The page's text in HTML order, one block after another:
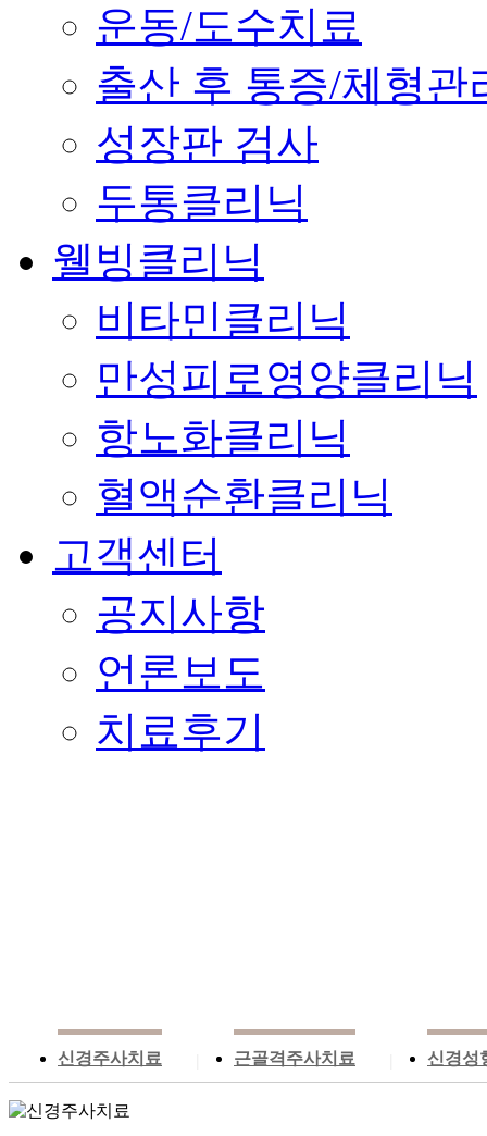
운동/도수치료
출산 후 통증/체형관
성장판 검사
두통클리닉
웰빙클리닉
비타민클리닉
만성피로영양클리닉
항노화클리닉
혈액순환클리닉
고객센터
공지사항
언론보도
치료후기
신경주사치료 근골격주사치료 신경성